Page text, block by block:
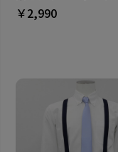
￥2,990